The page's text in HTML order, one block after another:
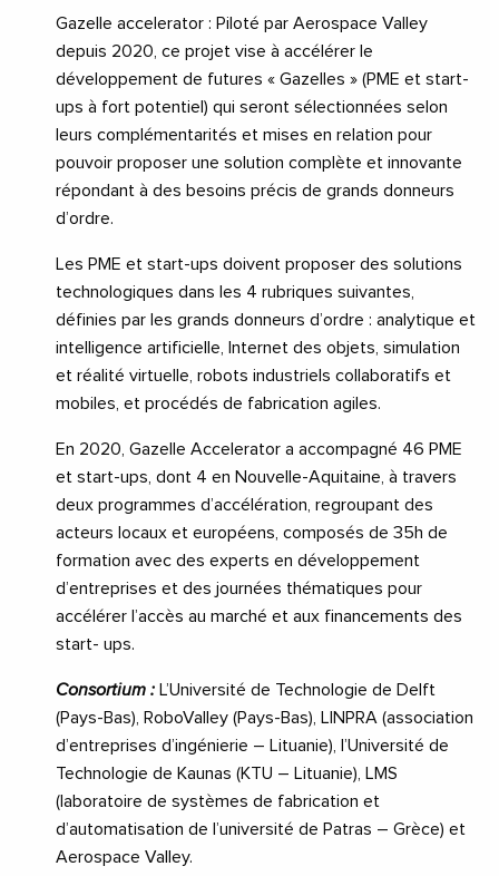
Gazelle accelerator : Piloté par Aerospace Valley
depuis 2020, ce projet vise à accélérer le
développement de futures « Gazelles » (PME et start-
ups à fort potentiel) qui seront sélectionnées selon
leurs complémentarités et mises en relation pour
pouvoir proposer une solution complète et innovante
répondant à des besoins précis de grands donneurs
d’ordre.
Les PME et start-ups doivent proposer des solutions
technologiques dans les 4 rubriques suivantes,
définies par les grands donneurs d’ordre : analytique et
intelligence artificielle, Internet des objets, simulation
et réalité virtuelle, robots industriels collaboratifs et
mobiles, et procédés de fabrication agiles.
En 2020, Gazelle Accelerator a accompagné 46 PME
et start-ups, dont 4 en Nouvelle-Aquitaine, à travers
deux programmes d’accélération, regroupant des
acteurs locaux et européens, composés de 35h de
formation avec des experts en développement
d’entreprises et des journées thématiques pour
accélérer l’accès au marché et aux financements des
start- ups.
Consortium : L’Université de Technologie de Delft
(Pays-Bas), RoboValley (Pays-Bas), LINPRA (association
d’entreprises d’ingénierie – Lituanie), l’Université de
Technologie de Kaunas (KTU – Lituanie), LMS
(laboratoire de systèmes de fabrication et
d’automatisation de l’université de Patras – Grèce) et
Aerospace Valley.